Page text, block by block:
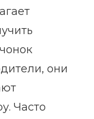
они
Часто